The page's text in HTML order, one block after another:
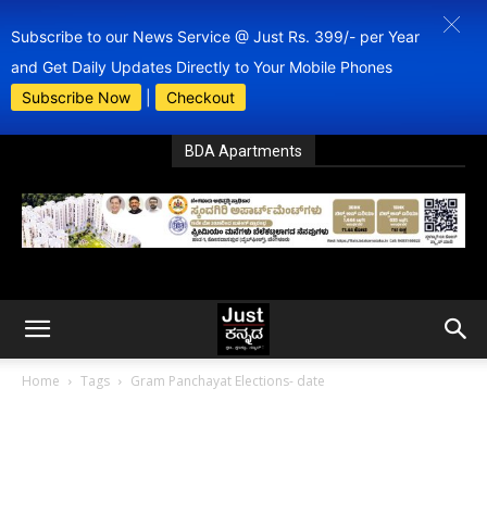
Subscribe to our News Service @ Just Rs. 399/- per Year
and Get Daily Updates Directly to Your Mobile Phones
Subscribe Now
Checkout
BDA Apartments
Home Tags Gram Panchayat Elections- date